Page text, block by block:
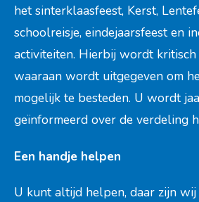
het sinterklaasfeest, Kerst,
schoolreisje, eindejaarsfeest en
activiteiten. Hierbij wordt
waaraan wordt uitgegeven om
mogelijk te besteden. U wordt
geïnformeerd over de verdeling
Een handje helpen
U kunt altijd helpen, daar zijn